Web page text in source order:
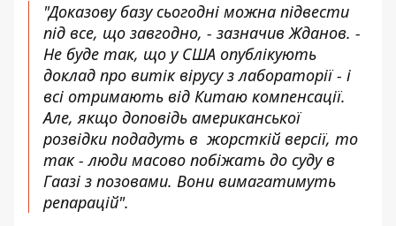
"Доказову базу сьогодні можна підвести
під все, що завгодно, - зазначив Жданов. -
Не буде так, що у США опублікують
доклад про витік вірусу з лабораторії - і
всі отримають від Китаю компенсації.
Але, якщо доповідь американської
розвідки подадуть в жорсткій версії, то
так - люди масово побіжать до суду в
Гаазі з позовами. Вони вимагатимуть
репарацій".